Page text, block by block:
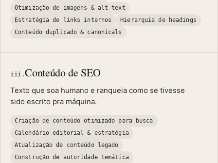
Otimização de imagens & alt-text
Estratégia de links internos
Hierarquia de headings
Conteúdo duplicado & canonicals
iii.Conteúdo de SEO
Texto que soa humano e ranqueia como se tivesse
sido escrito pra máquina.
Criação de conteúdo otimizado para busca
Calendário editorial & estratégia
Atualização de conteúdo legado
Construção de autoridade temática